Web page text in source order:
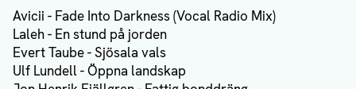
Avicii - Fade Into Darkness (Vocal Radio Mix)
Laleh - En stund på jorden
Evert Taube - Sjösala vals
Ulf Lundell - Öppna landskap